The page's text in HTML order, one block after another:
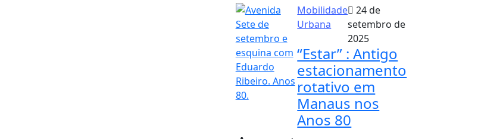
Mobilidade
Urbana
24 de
setembro de
2025
“Estar” : Antigo
estacionamento
rotativo em
Manaus nos
Anos 80